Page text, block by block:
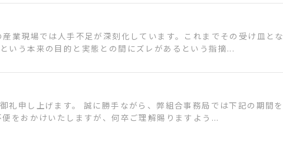
業現場では人手不足が深刻化しています。これまでその受け皿とな
いう本来の目的と実態との間にズレがあるという指摘...
礼申し上げます。 誠に勝手ながら、弊組合事務局では下記の期間を
をおかけいたしますが、何卒ご理解賜りますよう...